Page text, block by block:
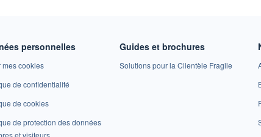
personnelles
mes cookies
de confidentialité
de cookies
de protection des données
et visiteurs
Guides et brochures
Solutions pour la Clientèle Fragile